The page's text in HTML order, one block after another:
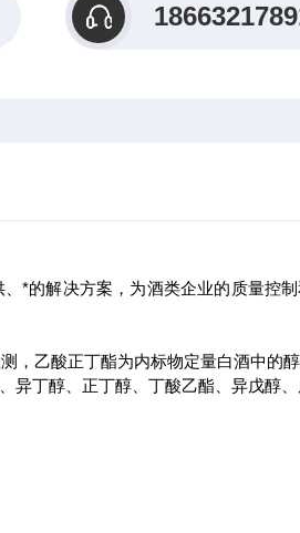
*的解决方案，为酒类企业的质量控
，乙酸正丁酯为内标物定量白酒中的
丁醇、正丁醇、丁酸乙酯、异戊醇